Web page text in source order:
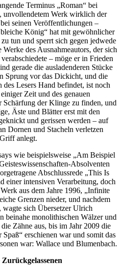
Terminus „Roman“ bei
unvollendetem Werk wirklich der
seinen Veröffentlichungen –
König“ hat mit gewöhnlicher
tun und sperrt sich gegen jedwede
des Ausnahmeautors, der sich
– möge er in Frieden
gerade die ausladenderen Stücke
Sprung vor das Dickicht, und die
Lesers Hand befindet, ist noch
Zeit und des genauen
Schärfung der Klinge zu finden, und
Äste und Blätter erst mit den
und gerissen werden – auf
Dornen und Stacheln verletzen
anlegt.
wie beispielsweise „Am Beispiel
Absolventen
Abschlussrede „This Is
einer intensiven Verarbeitung, doch
aus dem Jahre 1996, „Infinite
Grenzen nieder, und nachdem
wagte sich Übersetzer Ulrich
beinahe monolithischen Wälzer und
Zähne aus, bis im Jahr 2009 die
erschienen war und somit das
war: Wallace und Blumenbach.